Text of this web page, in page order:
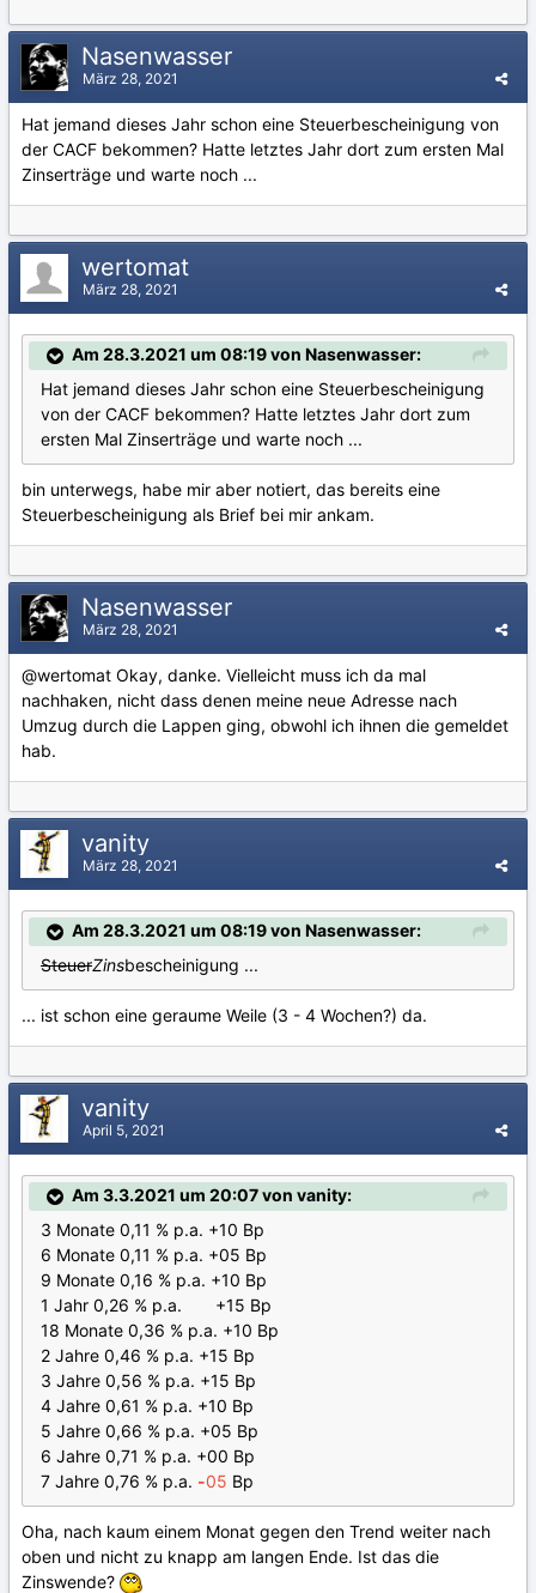
Nasenwasser
März 28, 2021
Hat jemand dieses Jahr schon eine Steuerbescheinigung von
der CACF bekommen? Hatte letztes Jahr dort zum ersten Mal
Zinserträge und warte noch ...
wertomat
März 28, 2021
Am 28.3.2021 um 08:19 von Nasenwasser:
Hat jemand dieses Jahr schon eine Steuerbescheinigung
von der CACF bekommen? Hatte letztes Jahr dort zum
ersten Mal Zinserträge und warte noch ...
bin unterwegs, habe mir aber notiert, das bereits eine
Steuerbescheinigung als Brief bei mir ankam.
Nasenwasser
März 28, 2021
@wertomat Okay, danke. Vielleicht muss ich da mal
nachhaken, nicht dass denen meine neue Adresse nach
Umzug durch die Lappen ging, obwohl ich ihnen die gemeldet
hab.
vanity
März 28, 2021
Am 28.3.2021 um 08:19 von Nasenwasser:
SteuerZinsbescheinigung ...
... ist schon eine geraume Weile (3 - 4 Wochen?) da.
vanity
April 5, 2021
Am 3.3.2021 um 20:07 von vanity:
3 Monate 0,11 % p.a. +10 Bp
6 Monate 0,11 % p.a. +05 Bp
9 Monate 0,16 % p.a. +10 Bp
1 Jahr 0,26 % p.a. +15 Bp
18 Monate 0,36 % p.a. +10 Bp
2 Jahre 0,46 % p.a. +15 Bp
3 Jahre 0,56 % p.a. +15 Bp
4 Jahre 0,61 % p.a. +10 Bp
5 Jahre 0,66 % p.a. +05 Bp
6 Jahre 0,71 % p.a. +00 Bp
7 Jahre 0,76 % p.a. -05 Bp
Oha, nach kaum einem Monat gegen den Trend weiter nach
oben und nicht zu knapp am langen Ende. Ist das die
Zinswende?